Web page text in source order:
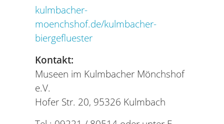
kulmbacher-
moenchshof.de/kulmbacher-
biergefluester
Kontakt:
Museen im Kulmbacher Mönchshof
e.V.
Hofer Str. 20, 95326 Kulmbach